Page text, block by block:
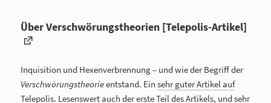
Über Verschwörungstheorien [Telepolis-Artikel]
Inquisition und Hexenverbrennung – und wie der Begriff der
Verschwörungstheorieentstand. Einsehr guter Artikel auf
Telepolis. Lesenswert auch dererste Teildes Artikels, und sehr